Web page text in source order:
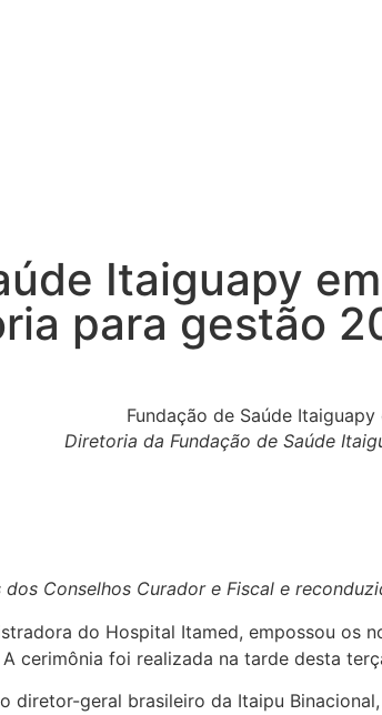
Itaiguapy
para gestão
Diretoria da Fundação de Saúde
Conselhos Curador e Fiscal e
do Hospital Itamed, empossou
cerimônia foi realizada na tarde desta
diretor-geral brasileiro da Itaipu